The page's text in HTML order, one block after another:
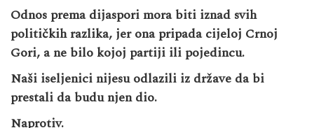
Odnos prema dijaspori mora biti iznad svih
političkih razlika, jer ona pripada cijeloj Crnoj
Gori, a ne bilo kojoj partiji ili pojedincu.
Naši iseljenici nijesu odlazili iz države da bi
prestali da budu njen dio.
Naprotiv.